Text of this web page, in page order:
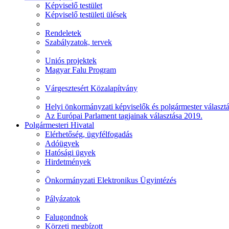
Képviselő testület
Képviselő testületi ülések
Rendeletek
Szabályzatok, tervek
Uniós projektek
Magyar Falu Program
Várgesztesért Közalapítvány
Helyi önkormányzati képviselők és polgármester
Az Európai Parlament tagjainak választása 2019.
Polgármesteri Hivatal
Elérhetőség, ügyfélfogadás
Adóügyek
Hatósági ügyek
Hirdetmények
Önkormányzati Elektronikus Ügyintézés
Pályázatok
Falugondnok
Körzeti megbízott